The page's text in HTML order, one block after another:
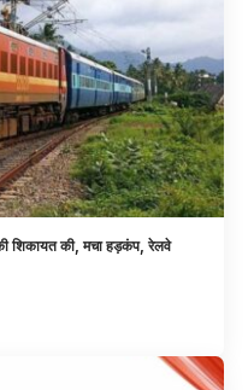
शिकायत की, मचा हड़कंप, रेलवे